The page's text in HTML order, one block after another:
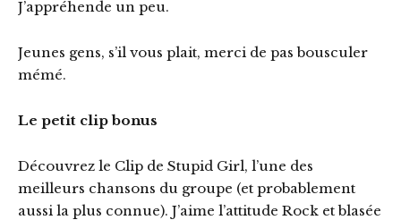
J’appréhende un peu.
Jeunes gens, s’il vous plait, merci de pas bousculer
mémé.
Le petit clip bonus
Découvrez le Clip de Stupid Girl, l’une des
meilleurs chansons du groupe (et probablement
aussi la plus connue). J’aime l’attitude Rock et blasée